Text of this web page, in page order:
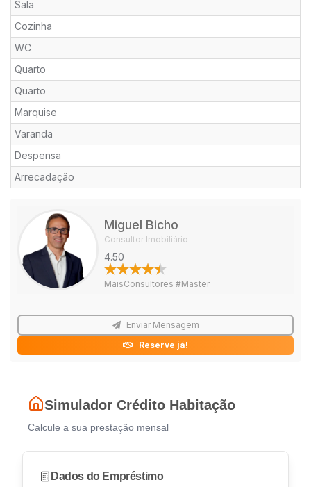
Sala
Cozinha
WC
Quarto
Quarto
Marquise
Varanda
Despensa
Arrecadação
Miguel Bicho
Consultor Imobiliário
4.50
MaisConsultores #Master
Enviar Mensagem
Reserve já!